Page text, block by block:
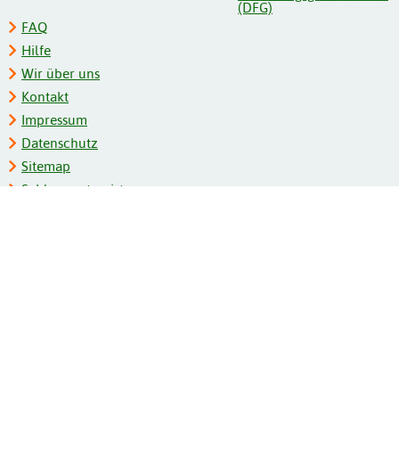
FAQ
Hilfe
Wir über uns
Kontakt
Impressum
Datenschutz
Sitemap
Schlagwortregister